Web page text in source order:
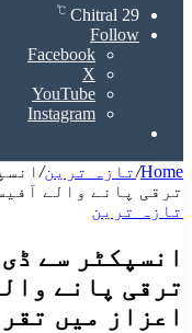
Chitral 29
℃
Follow
Facebook
X
YouTube
Instagram
Home
/تازہ ترین/
ترقی پانے والے
تازہ ترین
انسپکٹر سے
ترقی پانے
اعزاز میں